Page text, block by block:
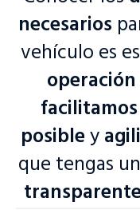
necesarios
vehículo es
posibley
que tengas